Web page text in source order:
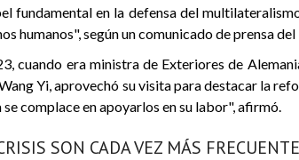
fundamental en la defensa del
humanos", según un comunicado de prensa
cuando era ministra de Exteriores de
Yi, aprovechó su visita para destacar la
se complace en apoyarlos en su labor", afirmó.
SON CADA VEZ MÁS